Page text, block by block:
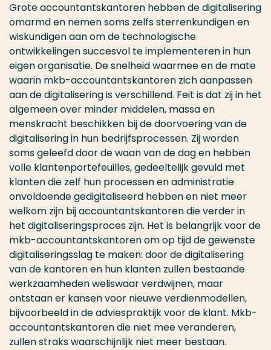
Grote accountantskantoren hebben de digitalisering
omarmd en nemen soms zelfs sterrenkundigen en
wiskundigen aan om de technologische
ontwikkelingen succesvol te implementeren in hun
eigen organisatie. De snelheid waarmee en de mate
waarin mkb-accountantskantoren zich aanpassen
aan de digitalisering is verschillend. Feit is dat zij in het
algemeen over minder middelen, massa en
menskracht beschikken bij de doorvoering van de
digitalisering in hun bedrijfsprocessen. Zij worden
soms geleefd door de waan van de dag en hebben
volle klantenportefeuilles, gedeeltelijk gevuld met
klanten die zelf hun processen en administratie
onvoldoende gedigitaliseerd hebben en niet meer
welkom zijn bij accountantskantoren die verder in
het digitaliseringsproces zijn. Het is belangrijk voor de
mkb-accountantskantoren om op tijd de gewenste
digitaliseringsslag te maken: door de digitalisering
van de kantoren en hun klanten zullen bestaande
werkzaamheden weliswaar verdwijnen, maar
ontstaan er kansen voor nieuwe verdienmodellen,
bijvoorbeeld in de adviespraktijk voor de klant. Mkb-
accountantskantoren die niet mee veranderen,
zullen straks waarschijnlijk niet meer bestaan.